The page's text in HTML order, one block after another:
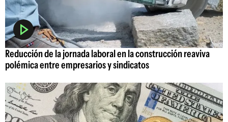
Reducción de la jornada laboral en la construcción reaviva
polémica entre empresarios y sindicatos